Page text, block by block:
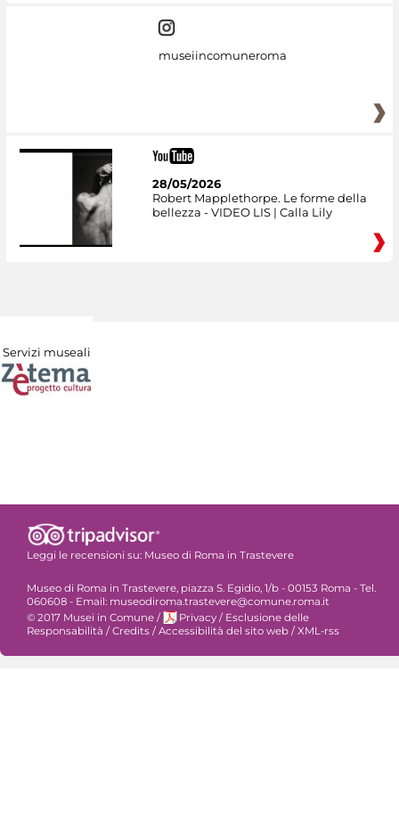
museiincomuneroma
28/05/2026
Robert Mapplethorpe. Le forme della
bellezza - VIDEO LIS | Calla Lily
Servizi museali
Leggi le recensioni su: Museo di Roma in Trastevere
Museo di Roma in Trastevere, piazza S. Egidio, 1/b - 00153 Roma - Tel.
060608 - Email: museodiroma.trastevere@comune.roma.it
© 2017 Musei in Comune / Privacy / Esclusione delle
Responsabilità /Credits /Accessibilità del sito web /XML-rss